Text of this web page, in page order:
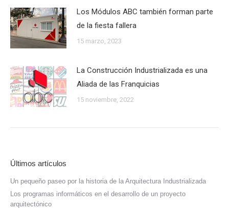
Los Módulos ABC también forman parte
de la fiesta fallera
15 marzo, 2023
La Construcción Industrializada es una
Aliada de las Franquicias
15 noviembre, 2022
Últimos artículos
Un pequeño paseo por la historia de la Arquitectura Industrializada
Los programas informáticos en el desarrollo de un proyecto
arquitectónico